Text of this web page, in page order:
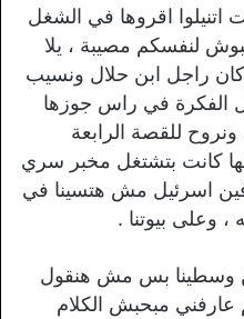
اتنيلوا اقروها في الشغل
لنفسكم مصيبة ، يلا
كان راجل ابن حلال ونسيب
الفكرة في راس جوزها
للقصة الرابعة
كانت بتشتغل مخبر سري
اسرئيل مش هتسينا في
، وعلى بيوتنا .
وسطينا بس مش هنقول
مبحبش الكلام